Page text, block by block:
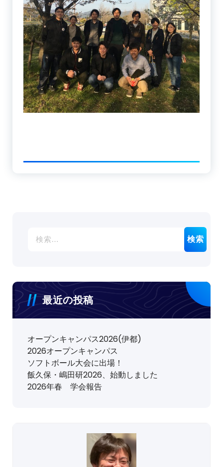
索:
最近の投稿
オープンキャンパス2026(伊都)
2026オープンキャンパス
ソフトボール大会に出場！
飯久保・嶋田研2026、始動しました
2026年春 学会報告